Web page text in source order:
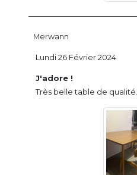
Merwann
J'adore !
Très belle table de
Lundi 26 Février 2024